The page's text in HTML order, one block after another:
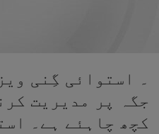
۔ استوائی گِنی
جگہ پر مدیریت
کچھ چاہئے ہے۔